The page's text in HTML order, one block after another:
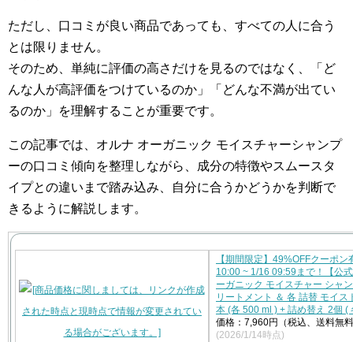
ただし、口コミが良い商品であっても、すべての人に合う
とは限りません。
そのため、単純に評価の高さだけを見るのではなく、「ど
んな人が高評価をつけているのか」「どんな不満が出てい
るのか」を理解することが重要です。
この記事では、オルナ オーガニック モイスチャーシャンプ
ーの口コミ傾向を整理しながら、成分の特徴やスムースタ
イプとの違いまで踏み込み、自分に合うかどうかを判断で
きるように解説します。
【期間限定】49%OFFクーポン
10:00 ~ 1/16 09:59まで！【公
ーガニック モイスチャー シャ
リートメント ＆ 各 詰替 モイス
本 (各 500 ml ) + 詰め替え 2個 (
価格：7,960円（税込、送料無
(2026/1/14時点)